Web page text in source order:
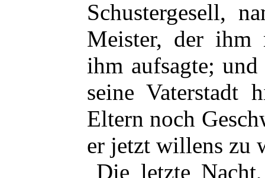
Schustergesell,
Meister, der ihm
ihm aufsagte;
seine Vaterstadt
Eltern noch
er jetzt willens zu
Die letzte